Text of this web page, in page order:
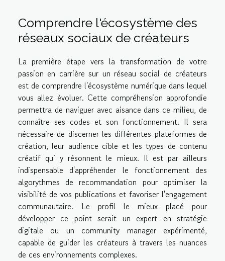
Comprendre l'écosystème des
réseaux sociaux de créateurs
La première étape vers la transformation de votre
passion en carrière sur un réseau social de créateurs
est de comprendre l'écosystème numérique dans lequel
vous allez évoluer. Cette compréhension approfondie
permettra de naviguer avec aisance dans ce milieu, de
connaître ses codes et son fonctionnement. Il sera
nécessaire de discerner les différentes plateformes de
création, leur audience cible et les types de contenu
créatif qui y résonnent le mieux. Il est par ailleurs
indispensable d'appréhender le fonctionnement des
algorythmes de recommandation pour optimiser la
visibilité de vos publications et favoriser l'engagement
communautaire. Le profil le mieux placé pour
développer ce point serait un expert en stratégie
digitale ou un community manager expérimenté,
capable de guider les créateurs à travers les nuances
de ces environnements complexes.